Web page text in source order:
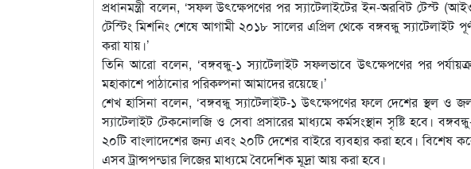
প্রধানমন্ত্রী বলেন, ‘সফল উৎক্ষেপণের পর স্যাটেলাইটের ইন-অরবিট টেস্ট
টেস্টিং মিশনিং শেষে আগামী ২০১৮ সালের এপ্রিল থেকে বঙ্গবন্ধু স্যাটেলাইট
করা যায়।’
তিনি আরো বলেন, ‘বঙ্গবন্ধু-১ স্যাটেলাইট সফলভাবে উৎক্ষেপণের পর
মহাকাশে পাঠানোর পরিকল্পনা আমাদের রয়েছে।’
শেখ হাসিনা বলেন, ‘বঙ্গবন্ধু স্যাটেলাইট-১ উৎক্ষেপণের ফলে দেশের স্থল ও
স্যাটেলাইট টেকনোলজি ও সেবা প্রসারের মাধ্যমে কর্মসংস্থান সৃষ্টি হবে।
২০টি বাংলাদেশের জন্য এবং ২০টি দেশের বাইরে ব্যবহার করা হবে। বিশেষ
এসব ট্রান্সপন্ডার লিজের মাধ্যমে বৈদেশিক মূদ্রা আয় করা হবে।